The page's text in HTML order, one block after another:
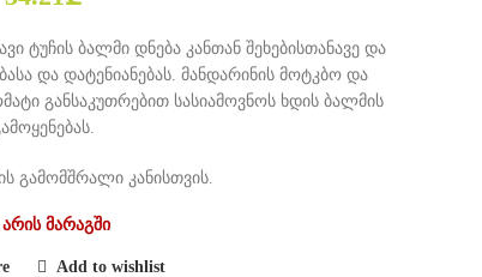
ტუჩის ბალმი დნება კანთან შეხებისთანავე და
და დატენიანებას. მანდარინის მოტკბო და
განსაკუთრებით სასიამოვნოს ხდის ბალმის
გამომშრალი კანისთვის.
მარაგში
Add to wishlist